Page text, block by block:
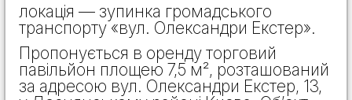
локація — зупинка громадського
транспорту «вул. Олександри Екстер».
Пропонується в оренду торговий
павільйон площею 7,5 м², розташований
за адресою вул. Олександри Екстер, 13,